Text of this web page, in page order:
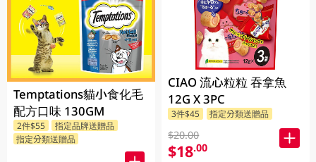
Temptations貓小食化毛
配方口味 130GM
2件$55
指定品牌送贈品
指定分類送贈品
CIAO 流心粒粒 吞拿魚
12G X 3PC
3件$45 指定分類送贈品
$20.00
$18.00